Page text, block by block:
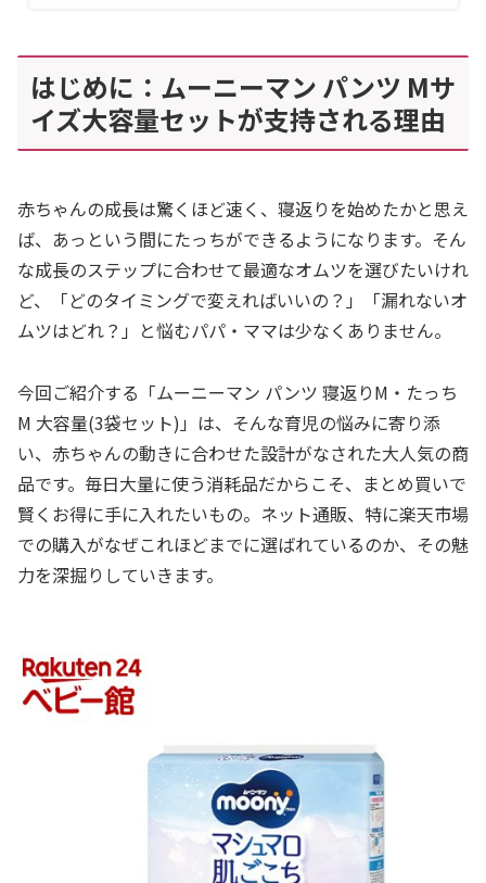
はじめに：ムーニーマン パンツ Mサ
イズ大容量セットが支持される理由
赤ちゃんの成長は驚くほど速く、寝返りを始めたかと思え
ば、あっという間にたっちができるようになります。そん
な成長のステップに合わせて最適なオムツを選びたいけれ
ど、「どのタイミングで変えればいいの？」「漏れないオ
ムツはどれ？」と悩むパパ・ママは少なくありません。
今回ご紹介する「ムーニーマン パンツ 寝返りM・たっち
M 大容量(3袋セット)」は、そんな育児の悩みに寄り添
い、赤ちゃんの動きに合わせた設計がなされた大人気の商
品です。毎日大量に使う消耗品だからこそ、まとめ買いで
賢くお得に手に入れたいもの。ネット通販、特に楽天市場
での購入がなぜこれほどまでに選ばれているのか、その魅
力を深掘りしていきます。